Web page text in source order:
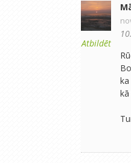
Atbildēt